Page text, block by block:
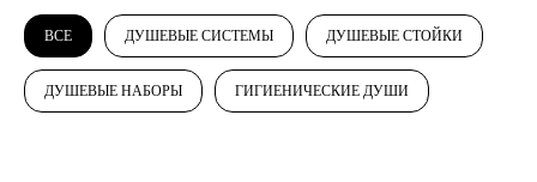
ВСЕ ДУШЕВЫЕ СИСТЕМЫ ДУШЕВЫЕ СТОЙКИ
ДУШЕВЫЕ НАБОРЫ ГИГИЕНИЧЕСКИЕ ДУШИ